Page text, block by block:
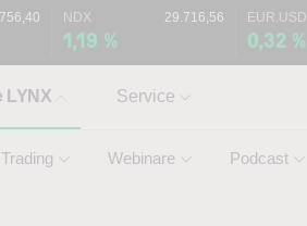
NDX 29.716,56
1,19 %
EUR.USD
0,32 %
LYNX
Trading Webinare Podcast
Service